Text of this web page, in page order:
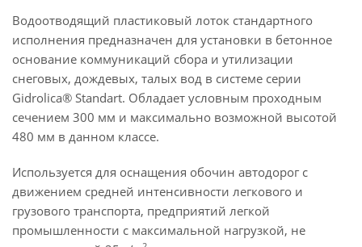
Водоотводящий пластиковый лоток стандартного
исполнения предназначен для установки в бетонное
основание коммуникаций сбора и утилизации
снеговых, дождевых, талых вод в системе серии
Gidrolica® Standart. Обладает условным проходным
сечением 300 мм и максимально возможной высотой
480 мм в данном классе.
Используется для оснащения обочин автодорог с
движением средней интенсивности легкового и
грузового транспорта, предприятий легкой
промышленности с максимальной нагрузкой, не